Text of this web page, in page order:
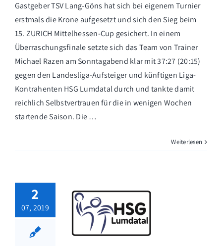
Gastgeber TSV Lang-Göns hat sich bei eigenem Turnier
erstmals die Krone aufgesetzt und sich den Sieg beim
15. ZURICH Mittelhessen-Cup gesichert. In einem
Überraschungsfinale setzte sich das Team von Trainer
Michael Razen am Sonntagabend klar mit 37:27 (20:15)
gegen den Landesliga-Aufsteiger und künftigen Liga-
Kontrahenten HSG Lumdatal durch und tankte damit
reichlich Selbstvertrauen für die in wenigen Wochen
startende Saison. Die …
Weiterlesen
2
07, 2019